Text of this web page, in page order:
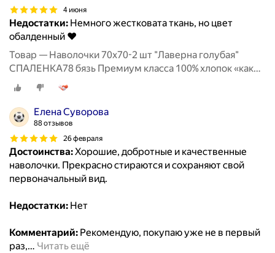
4 июня
Недостатки: Немного жестковата ткань, но цвет
обалденный ❤️
Товар — Наволочки 70х70-2 шт "Лаверна голубая"
СПАЛЕНКА78 бязь Премиум класса 100% хлопок «как
раньше»
Елена Суворова
88 отзывов
26 февраля
Достоинства:Хорошие, добротные и качественные
наволочки. Прекрасно стираются и сохраняют свой
первоначальный вид.
Недостатки: Нет
Комментарий: Рекомендую, покупаю уже не в первый
раз,… Читать ещё